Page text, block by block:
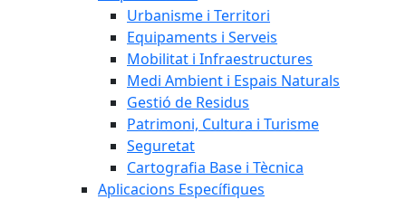
Urbanisme i Territori
Equipaments i Serveis
Mobilitat i Infraestructures
Medi Ambient i Espais Naturals
Gestió de Residus
Patrimoni, Cultura i Turisme
Seguretat
Cartografia Base i Tècnica
Aplicacions Específiques